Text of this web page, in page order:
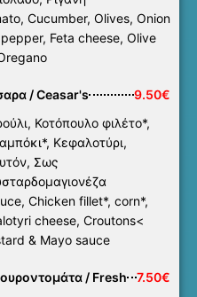
Cucumber, Olives, Onion
Feta cheese, Olive
/ Ceasar's
9.50€
Κοτόπουλο φιλέτο*,
Κεφαλοτύρι,
Σως
Chicken fillet*, corn*,
cheese, Croutons<
& Mayo sauce
/ Fresh
7.50€